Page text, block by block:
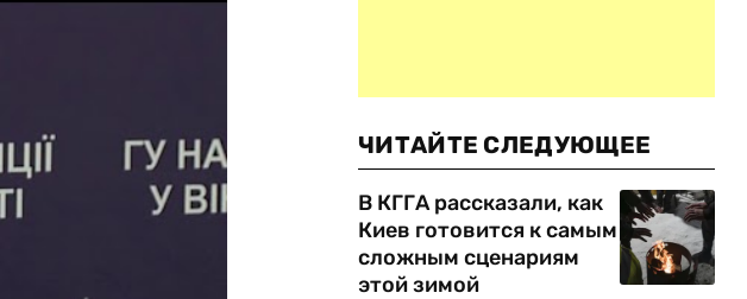
ЧИТАЙТЕ СЛЕДУЮЩЕЕ
В КГГА рассказали, как
Киев готовится к самым
сложным сценариям
этой зимой